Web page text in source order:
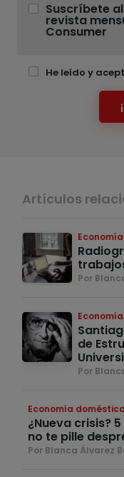
Suscríbete
revista
Consumer
He leído y
Artículos
Por
de
Por
Economía doméstica
¿Nueva crisis?
no te pille
Por Blanca Álvarez